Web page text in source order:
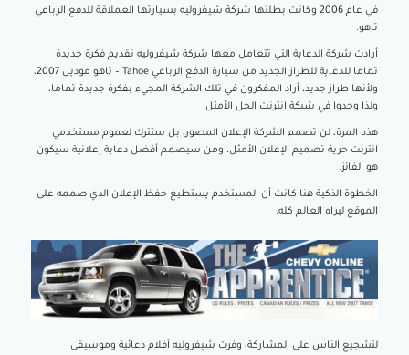
في عام 2006 وكانت بطلتها شركة شيفروليه بسيارتها العملاقة للدفع الرباعي
تاهو.
أرادت شركة الدعاية التي تتعامل معها شركة شيفروليه تقديم فكرة جديدة
تماما للدعاية للطراز الجديد من سيارة الدفع الرباعي Tahoe – تاهو موديل 2007،
ولأنها طراز جديد، أراد المفكرون في تلك الشركة المجيء بفكرة جديدة تماما،
ولذا وجدوا في شبكة انترنت الحل الأمثل.
هذه المرة، لن تصمم الشركة الإعلان المصور، بل ستترك لعموم مستخدمي
انترنت حرية تصميم الإعلان الأمثل، ومن سيصمم أفضل دعاية إعلانية سيكون
هو الفائز.
الخطوة الذكية هنا كانت أن المستخدم يستطيع حفظ الإعلان الذي صممه على
الموقع ليراه العالم كله.
لتشجيع الناس على المشاركة، وفرت شيفروليه أفلام دعائية وموسيقى